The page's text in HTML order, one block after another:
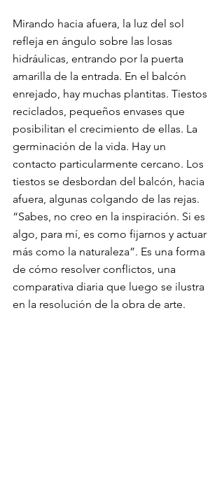
Mirando hacia afuera, la luz del sol
refleja en ángulo sobre las losas
hidráulicas, entrando por la puerta
amarilla de la entrada. En el balcón
enrejado, hay muchas plantitas. Tiestos
reciclados, pequeños envases que
posibilitan el crecimiento de ellas. La
germinación de la vida. Hay un
contacto particularmente cercano. Los
tiestos se desbordan del balcón, hacia
afuera, algunas colgando de las rejas.
“Sabes, no creo en la inspiración. Si es
algo, para mí, es como fijarnos y actuar
más como la naturaleza”. Es una forma
de cómo resolver conflictos, una
comparativa diaria que luego se ilustra
en la resolución de la obra de arte.